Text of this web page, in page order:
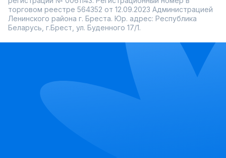
торговом реестре 564352 от 12.09.2023 Администрацией
Ленинского района г. Бреста. Юр. адрес: Республика
Беларусь, г.Брест, ул. Буденного 17/1.